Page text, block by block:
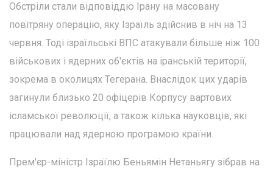
Обстріли стали відповіддю Ірану на масовану
повітряну операцію, яку Ізраїль здійснив в ніч на 13
червня. Тоді ізраїльські ВПС атакували більше ніж 100
військових і ядерних об'єктів на іранській території,
зокрема в околицях Тегерана. Внаслідок цих ударів
загинули близько 20 офіцерів Корпусу вартових
ісламської революції, а також кілька науковців, які
працювали над ядерною програмою країни.
Прем'єр-міністр Ізраїлю Беньямін Нетаньягу зібрав на